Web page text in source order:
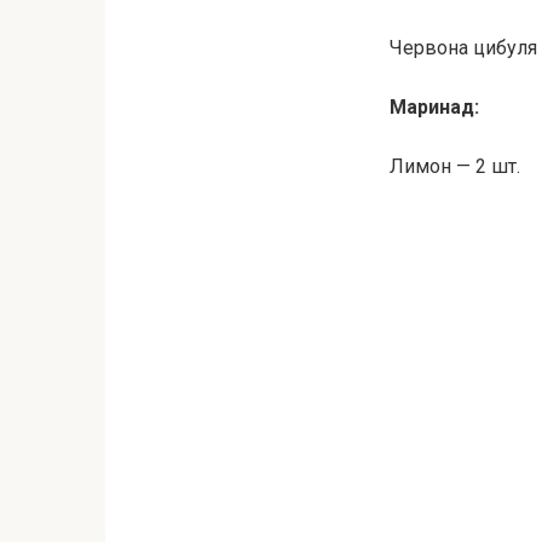
Червона
Маринад:
Лимон — 2 шт.